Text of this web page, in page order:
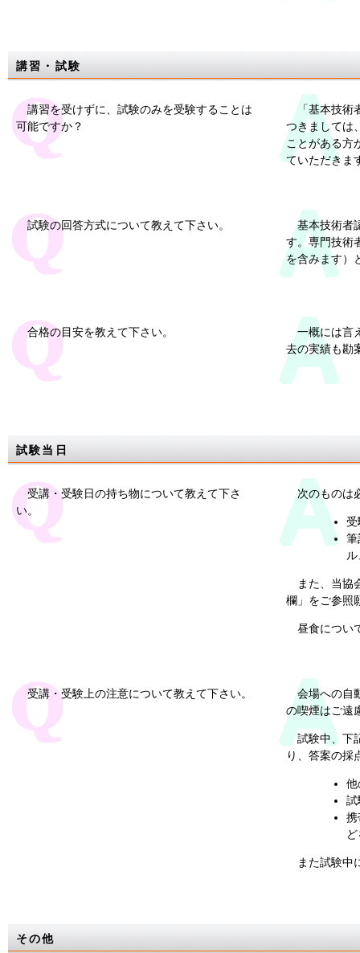
講習・試験
講習を受けずに、試験のみを受験することは
可能ですか？
「基本技術
つきましては
ことがある方
ていただきま
試験の回答方式について教えて下さい。
基本技術者
す。専門技術
を含みます）
合格の目安を教えて下さい。
一概には言
去の実績も勘
試験当日
受講・受験日の持ち物について教えて下さ
い。
次のものは
受
筆
また、当協
欄」をご参照
昼食につい
受講・受験上の注意について教えて下さい。
会場への自
の喫煙はご遠
試験中、下
り、答案の採
他
試
携
また試験中
その他